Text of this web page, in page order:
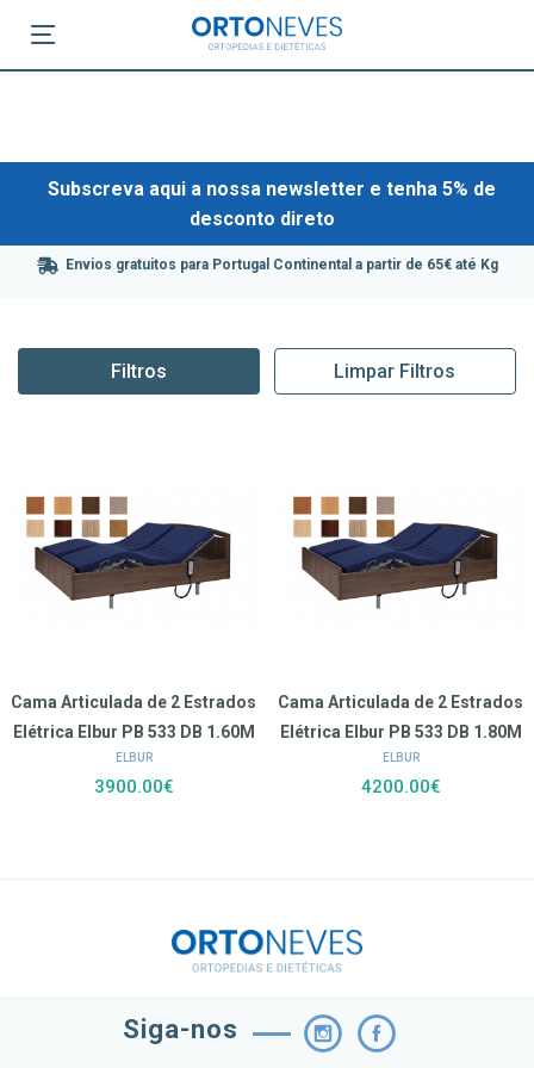
Subscreva aqui a nossa newsletter e tenha 5% de
desconto direto
Envios gratuitos para Portugal Continental a partir de 65€ até Kg
Filtros Limpar Filtros
Cama Articulada de 2 Estrados
Elétrica Elbur PB 533 DB 1.60M
ELBUR
3900.00€
Cama Articulada de 2 Estrados
Elétrica Elbur PB 533 DB 1.80M
ELBUR
4200.00€
Siga-nos